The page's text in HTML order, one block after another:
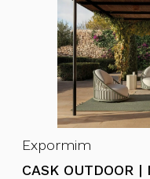
Expormim
CASK OUTDOOR